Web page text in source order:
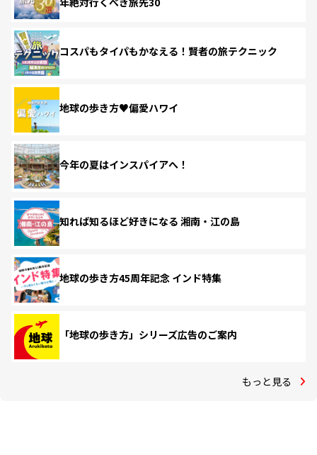
コスパもタイパもかなえる！賢者の旅テクニック
地球の歩き方♥偏愛ハワイ
今年の夏はインスパイアへ！
知れば知るほど好きになる 湘南・江の島
地球の歩き方45周年記念 インド特集
「地球の歩き方」シリーズ広告のご案内
もっと見る